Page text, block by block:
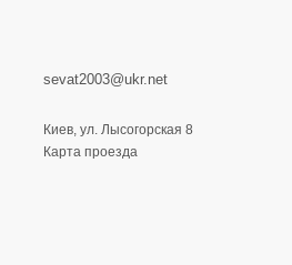
sevat2003@ukr.net
Киев, ул. Лысогорская 8
Карта проезда